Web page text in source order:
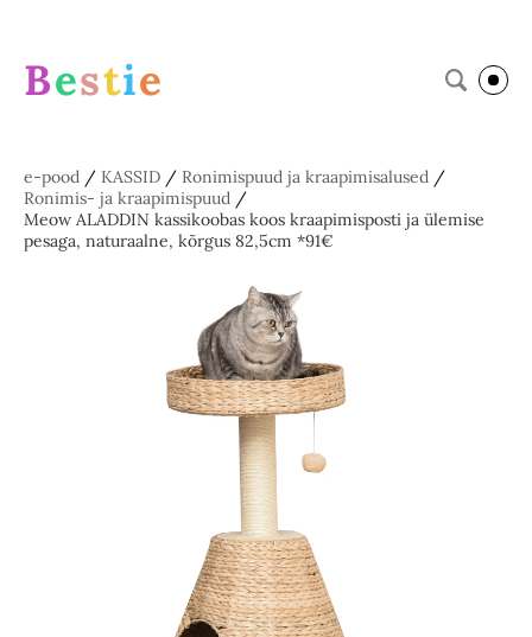
Bestie
e-pood / KASSID / Ronimispuud ja kraapimisalused /
Ronimis- ja kraapimispuud /
Meow ALADDIN kassikoobas koos kraapimisposti ja ülemise
pesaga, naturaalne, kõrgus 82,5cm *91€